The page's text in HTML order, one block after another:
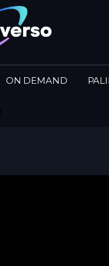
ON DEMAND